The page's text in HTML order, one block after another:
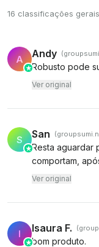
16 classificações gerais
A Andy
Robusto pode
Ver original
S San
Resta aguardar
comportam,
Ver original
I Isaura F.
bom produto.